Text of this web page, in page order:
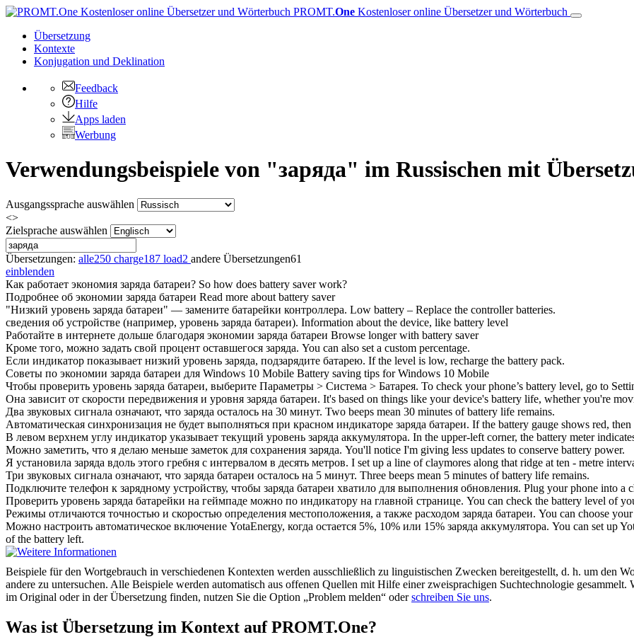
PROMT.One Kostenloser online Übersetzer und Wörterbuch
Übersetzung
Kontexte
Konjugation und Deklination
Feedback
Hilfe
Apps laden
Werbung
Verwendungsbeispiele von "заряда" im Russischen mit
Ausgangssprache auswählen
<>
Zielsprache auswählen
Übersetzungen: alle250 charge187 load2 andere Übersetzungen61
einblenden
Как работает экономия заряда батареи? So how does battery saver work?
Подробнее об экономии заряда батареи Read more about battery saver
"Низкий уровень заряда батареи" — замените батарейки контроллера. Low battery – Replace the controller batteries.
сведения об устройстве (например, уровень заряда батареи). Information about the device, like battery level
Работайте в интернете дольше благодаря экономии заряда батареи Browse longer with battery saver
Кроме того, можно задать свой процент оставшегося заряда. You can also set a custom percentage.
Если индикатор показывает низкий уровень заряда, подзарядите батарею. If the level is low, recharge the battery pack.
Советы по экономии заряда батареи для Windows 10 Mobile Battery saving tips for Windows 10 Mobile
Чтобы проверить уровень заряда батареи, выберите Параметры > Система > Батарея. To check your phone’s battery level, go to
Она зависит от скорости передвижения и уровня заряда батареи. It's based on things like your device's battery life, whether you're
Два звуковых сигнала означают, что заряда осталось на 30 минут. Two beeps mean 30 minutes of battery life remains.
Автоматическая синхронизация не будет выполняться при красном индикаторе заряда батареи. If the battery gauge shows red,
В левом верхнем углу индикатор указывает текущий уровень заряда аккумулятора. In the upper-left corner, the battery meter
Можно заметить, что я делаю меньше заметок для сохранения заряда. You'll notice I'm giving less updates to conserve battery power.
Я установила заряда вдоль этого гребня с интервалом в десять метров. I set up a line of claymores along that ridge at ten - metre
Три звуковых сигнала означают, что заряда батареи осталось на 5 минут. Three beeps mean 5 minutes of battery life remains.
Подключите телефон к зарядному устройству, чтобы заряда батареи хватило для выполнения обновления. Plug your phone into a
Проверить уровень заряда батарейки на геймпаде можно по индикатору на главной странице. You can check the battery level of
Режимы отличаются точностью и скоростью определения местоположения, а также расходом заряда батареи. You can choose
Можно настроить автоматическое включение YotaEnergy, когда остается 5%, 10% или 15% заряда аккумулятора. You can set up
of the battery left.
Beispiele für den Wortgebrauch in verschiedenen Kontexten werden ausschließlich zu linguistischen Zwecken bereitgestellt, d. h. um den
andere zu untersuchen. Alle Beispiele werden automatisch aus offenen Quellen mit Hilfe einer zweisprachigen Suchtechnologie gesammelt.
im Original oder in der Übersetzung finden, nutzen Sie die Option „Problem melden“ oderschreiben Sie uns.
Was ist Übersetzung im Kontext auf PROMT.One?